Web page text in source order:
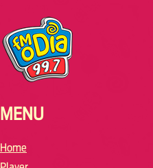
MENU
Home